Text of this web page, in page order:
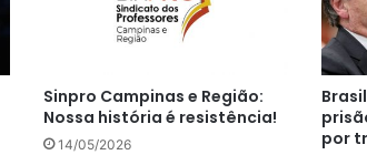
Sinpro Campinas e Região:
Nossa história é resistência!
14/05/2026
por